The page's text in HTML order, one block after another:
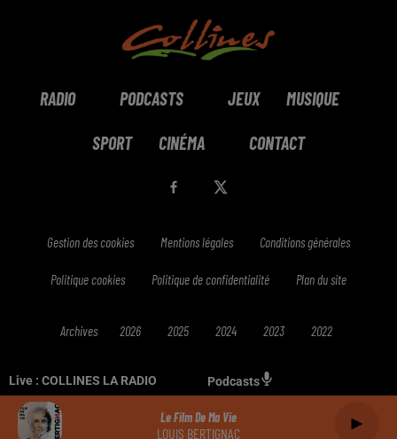
Live : COLLINES LA RADIO Podcasts
Le Film De Ma Vie
LOUIS BERTIGNAC
RADIO PODCASTS JEUX MUSIQUE
SPORT CINÉMA CONTACT
Gestion des cookies Mentions légales Conditions générales
Politique cookies Politique de confidentialité Plan du site
Archives 2026 2025 2024 2023 2022